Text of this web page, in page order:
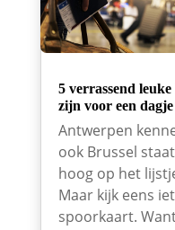
5 verrassend
zijn voor een
Antwerpen
ook Brussel
hoog op het
Maar kijk eens
spoorkaart.